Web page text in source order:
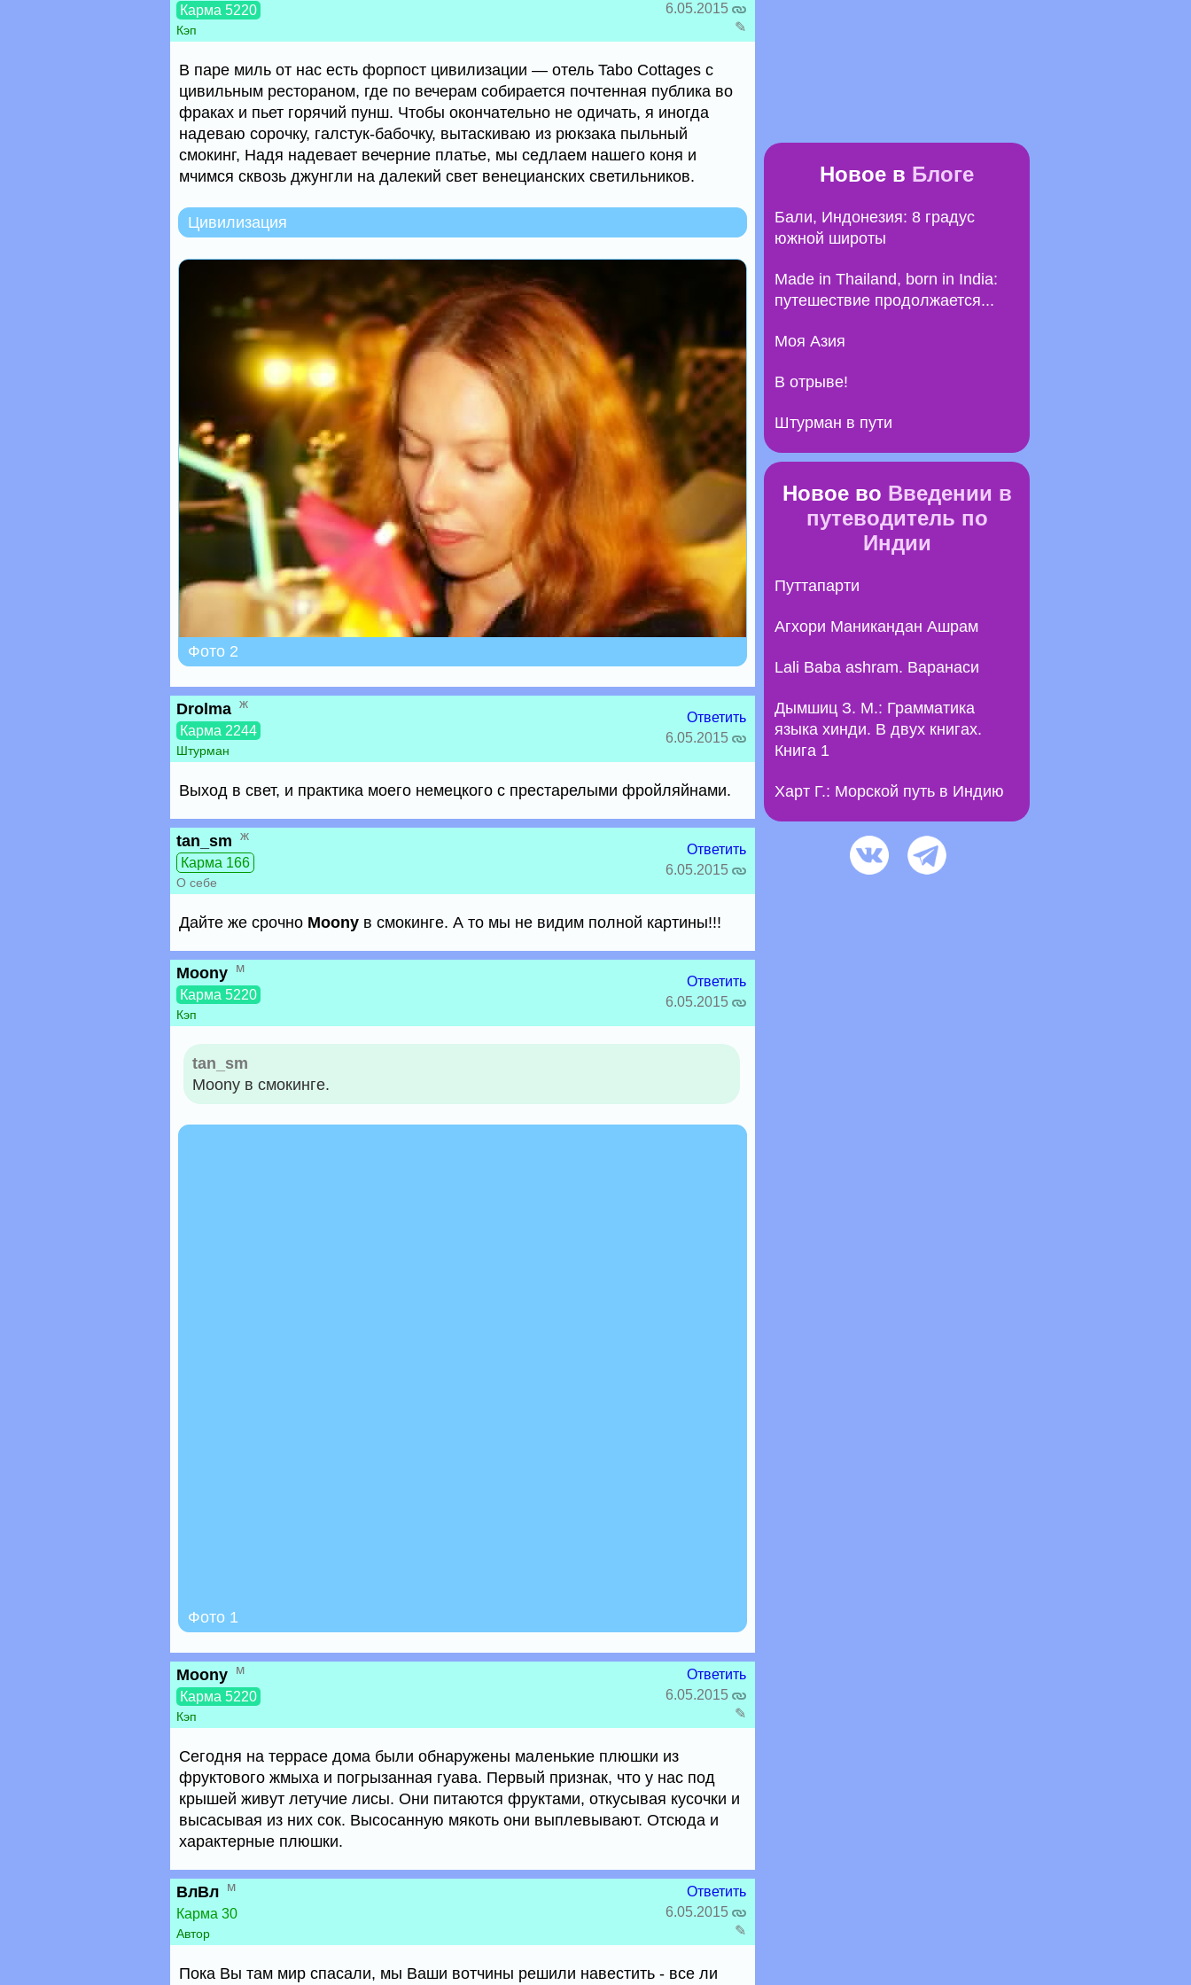
Карма 5220
Кэп
6.05.2015
✎
В паре миль от нас есть форпост цивилизации — отель Tabo Cottages с
цивильным рестораном, где по вечерам собирается почтенная публика во
фраках и пьет горячий пунш. Чтобы окончательно не одичать, я иногда
надеваю сорочку, галстук-бабочку, вытаскиваю из рюкзака пыльный
смокинг, Надя надевает вечерние платье, мы седлаем нашего коня и
мчимся сквозь джунгли на далекий свет венецианских светильников.
Цивилизация
Фото 2
Drolma ж
Карма 2244
Штурман
Ответить
6.05.2015
Выход в свет, и практика моего немецкого с престарелыми фройляйнами.
tan_sm ж
Карма 166
О себе
Ответить
6.05.2015
Дайте же срочно Moony в смокинге. А то мы не видим полной картины!!!
Moony м
Карма 5220
Кэп
Ответить
6.05.2015
tan_sm
Moony в смокинге.
Фото 1
Moony м
Карма 5220
Кэп
Ответить
6.05.2015
✎
Сегодня на террасе дома были обнаружены маленькие плюшки из
фруктового жмыха и погрызанная гуава. Первый признак, что у нас под
крышей живут летучие лисы. Они питаются фруктами, откусывая кусочки и
высасывая из них сок. Высосанную мякоть они выплевывают. Отсюда и
характерные плюшки.
ВлВл м
Карма 30
Автор
Ответить
6.05.2015
✎
Пока Вы там мир спасали, мы Ваши вотчины решили навестить - все ли
Новое в Блоге
Бали, Индонезия: 8 градус
южной широты
Made in Thailand, born in India:
путешествие продолжается...
Моя Азия
В отрыве!
Штурман в пути
Новое во Введении в
путеводитель по
Индии
Путтапарти
Агхори Маникандан Ашрам
Lali Baba ashram. Варанаси
Дымшиц З. М.: Грамматика
языка хинди. В двух книгах.
Книга 1
Харт Г.: Морской путь в Индию